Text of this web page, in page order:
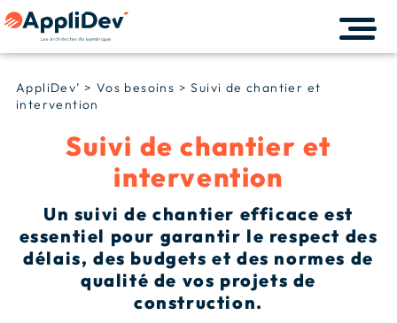
AppliDev’ > Vos besoins >Suivi de chantier et
intervention
Suivi de chantier et
intervention
Un suivi de chantier efficace est
essentiel pour garantir le respect des
délais, des budgets et des normes de
qualité de vos projets de
construction.